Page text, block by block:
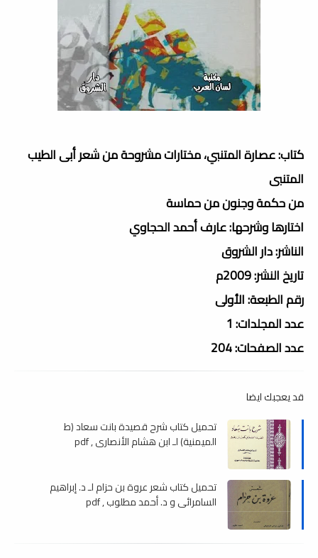
كتاب: عصارة المتنبي، مختارات مشروحة من شعر أبى الطيب
المتنبى
من حكمة وجنون من حماسة
اختارها وشرحها: عارف أحمد الحجاوي
الناشر: دار الشروق
تاريخ النشر: 2009م
رقم الطبعة: الأولى
عدد المجلدات: 1
عدد الصفحات: 204
قد يعجبك ايضا
تحميل كتاب شرح قصيدة بانت سعاد (ط
الميمنية) لـ ابن هشام الأنصاري , pdf
تحميل كتاب شعر عروة بن حزام لـ د. إبراهيم
السامرائي و د. أحمد مطلوب , pdf